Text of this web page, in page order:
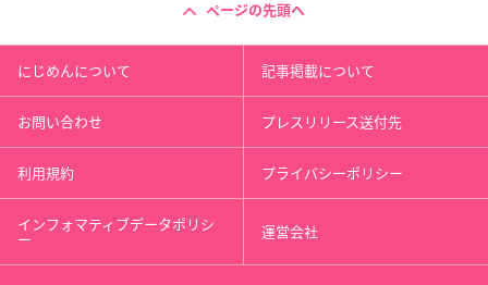
ページの先頭へ
にじめんについて 記事掲載について
お問い合わせ プレスリリース送付先
利用規約 プライバシーポリシー
インフォマティブデータポリシ
ー 運営会社